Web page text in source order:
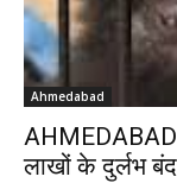
Ahmedabad
AHMEDABAD
लाखों के दुर्लभ